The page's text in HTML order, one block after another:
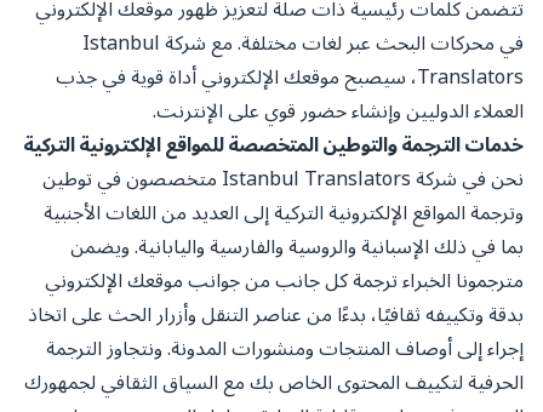
تتضمن كلمات رئيسية ذات صلة لتعزيز ظهور موقعك الإلكتروني
في محركات البحث عبر لغات مختلفة. مع شركة Istanbul
Translators، سيصبح موقعك الإلكتروني أداة قوية في جذب
العملاء الدوليين وإنشاء حضور قوي على الإنترنت.
خدمات الترجمة والتوطين المتخصصة للمواقع الإلكترونية التركية
نحن في شركة Istanbul Translators متخصصون في توطين
وترجمة المواقع الإلكترونية التركية إلى العديد من اللغات الأجنبية
بما في ذلك الإسبانية والروسية والفارسية واليابانية. ويضمن
مترجمونا الخبراء ترجمة كل جانب من جوانب موقعك الإلكتروني
بدقة وتكييفه ثقافيًا، بدءًا من عناصر التنقل وأزرار الحث على اتخاذ
إجراء إلى أوصاف المنتجات ومنشورات المدونة. ونتجاوز الترجمة
الحرفية لتكييف المحتوى الخاص بك مع السياق الثقافي لجمهورك